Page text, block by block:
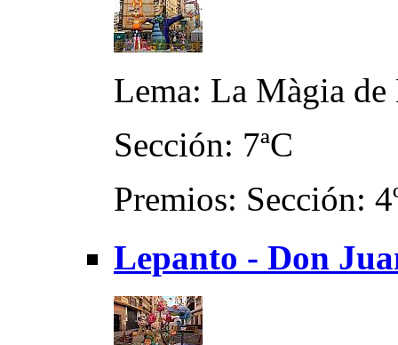
Lema: La Màgia
Sección: 7ªC
Premios: Sección:
Lepanto - Don